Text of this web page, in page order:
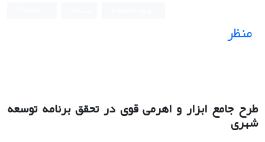
منظر
طرح جامع ابزار و اهرمی قوی در تحقق برنامه توسعه
شهری